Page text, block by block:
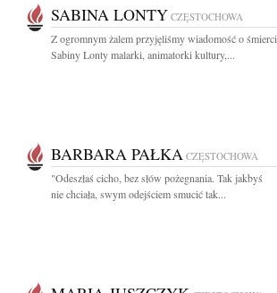
SABINA LONTY CZĘSTOCHOWA
Z ogromnym żalem przyjęliśmy wiadomość o śmierci
Sabiny Lonty malarki, animatorki kultury,...
BARBARA PAŁKA CZĘSTOCHOWA
"Odeszłaś cicho, bez słów pożegnania. Tak jakbyś
nie chciała, swym odejściem smucić tak...